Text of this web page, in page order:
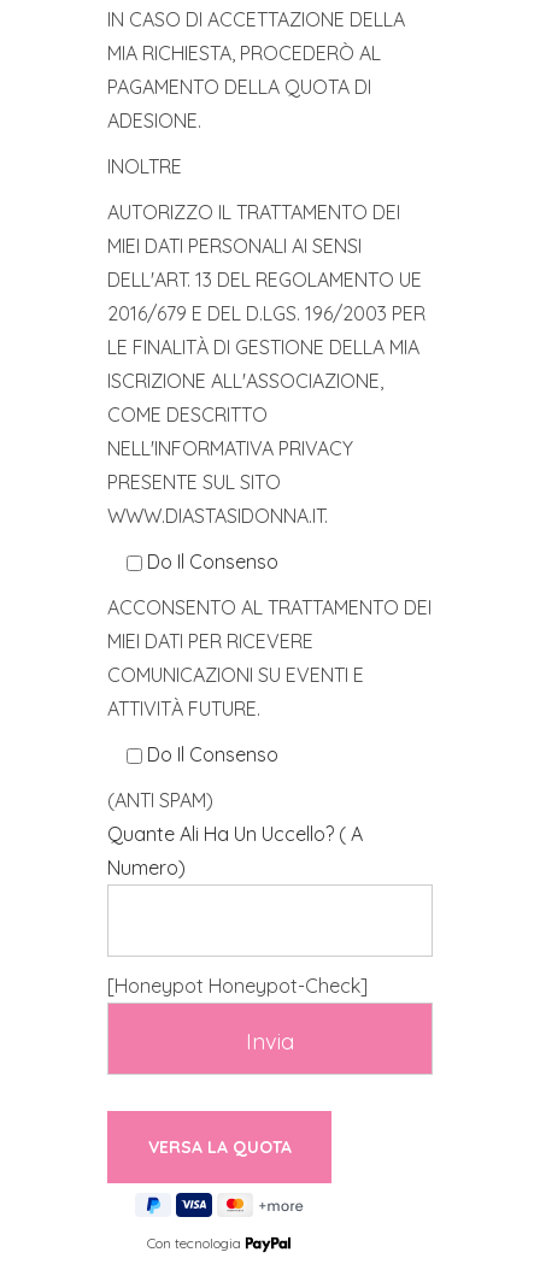
IN CASO DI ACCETTAZIONE DELLA
MIA RICHIESTA, PROCEDERÒ AL
PAGAMENTO DELLA QUOTA DI
ADESIONE.
INOLTRE
AUTORIZZO IL TRATTAMENTO DEI
MIEI DATI PERSONALI AI SENSI
DELL'ART. 13 DEL REGOLAMENTO UE
2016/679 E DEL D.LGS. 196/2003 PER
LE FINALITÀ DI GESTIONE DELLA MIA
ISCRIZIONE ALL'ASSOCIAZIONE,
COME DESCRITTO
NELL'INFORMATIVA PRIVACY
PRESENTE SUL SITO
WWW.DIASTASIDONNA.IT.
Do Il Consenso
ACCONSENTO AL TRATTAMENTO DEI
MIEI DATI PER RICEVERE
COMUNICAZIONI SU EVENTI E
ATTIVITÀ FUTURE.
Do Il Consenso
(ANTI SPAM)
Quante Ali Ha Un Uccello? ( A
Numero)
[honeypot Honeypot-Check]
Con tecnologia